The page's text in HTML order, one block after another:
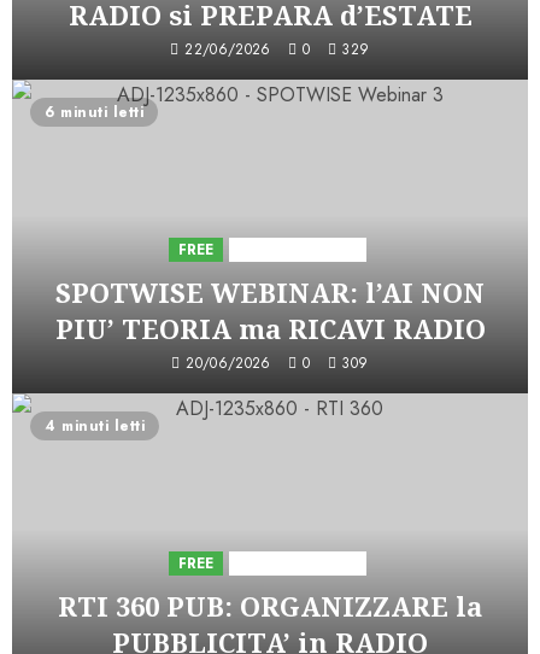
RADIO si PREPARA d’ESTATE
22/06/2026 0 329
6 minuti letti
FREE
SPOTWISE WEBINAR: l’AI NON
PIU’ TEORIA ma RICAVI RADIO
20/06/2026 0 309
4 minuti letti
FREE
RTI 360 PUB: ORGANIZZARE la
PUBBLICITA’ in RADIO